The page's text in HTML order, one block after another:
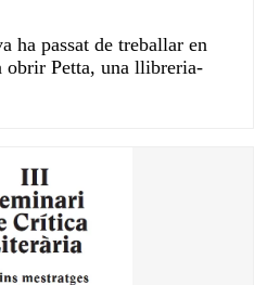
ha passat de treballar en
obrir Petta, una llibreria-